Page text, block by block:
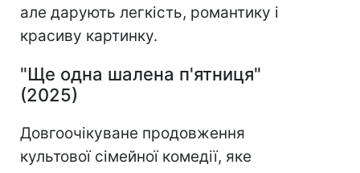
але дарують легкість, романтику і
красиву картинку.
"Ще одна шалена п'ятниця"
(2025)
Довгоочікуване продовження
культової сімейної комедії, яке